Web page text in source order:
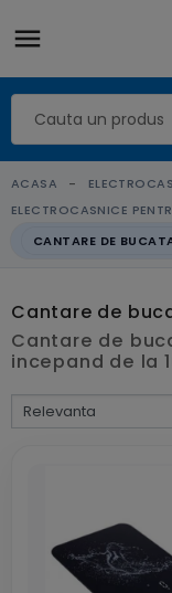
ACASA
ELECTROCASNICE
CANTARE DE
Cantare de
Cantare de
incepand de la